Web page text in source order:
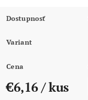
Dostupnosť
Variant
Cena
€6,16/ kus